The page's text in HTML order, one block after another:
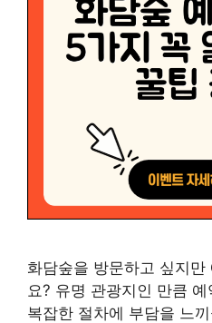
화담숲을 방문하고 싶지
요? 유명 관광지인 만큼
복잡한 절차에 부담을 느